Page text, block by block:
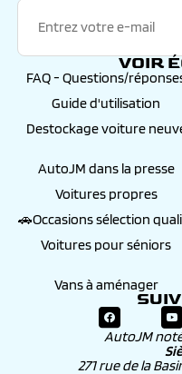
VOIR
FAQ - Questions/
Guide d'utilisation
Destockage voiture
AutoJM dans la presse
Voitures propres
🚗Occasions sélection
Voitures pour séniors
Vans à aménager
AutoJM
271 rue de la